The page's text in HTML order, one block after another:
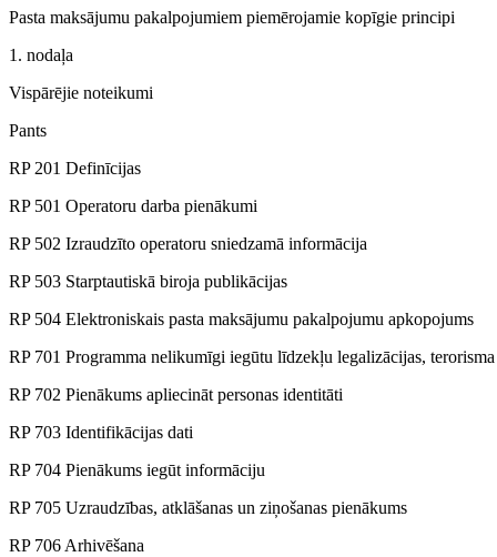
Pasta maksājumu pakalpojumiem piemērojamie kopīgie principi
1. nodaļa
Vispārējie noteikumi
Pants
RP 201 Definīcijas
RP 501 Operatoru darba pienākumi
RP 502 Izraudzīto operatoru sniedzamā informācija
RP 503 Starptautiskā biroja publikācijas
RP 504 Elektroniskais pasta maksājumu pakalpojumu apkopojums
RP 701 Programma nelikumīgi iegūtu līdzekļu legalizācijas,
RP 702 Pienākums apliecināt personas identitāti
RP 703 Identifikācijas dati
RP 704 Pienākums iegūt informāciju
RP 705 Uzraudzības, atklāšanas un ziņošanas pienākums
RP 706 Arhivēšana